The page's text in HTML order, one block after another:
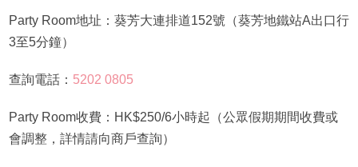
Party Room地址：葵芳大連排道152號（葵芳地鐵站A出口行
3至5分鐘）
查詢電話： 5202 0805
Party Room收費：HK$250/6小時起（公眾假期期間收費或
會調整，詳情請向商戶查詢）